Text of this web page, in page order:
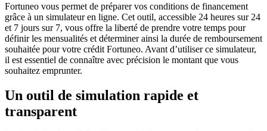
Fortuneo vous permet de préparer vos conditions de financement
grâce à un simulateur en ligne. Cet outil, accessible 24 heures sur 24
et 7 jours sur 7, vous offre la liberté de prendre votre temps pour
définir les mensualités et déterminer ainsi la durée de remboursement
souhaitée pour votre crédit Fortuneo. Avant d’utiliser ce simulateur,
il est essentiel de connaître avec précision le montant que vous
souhaitez emprunter.
Un outil de simulation rapide et
transparent